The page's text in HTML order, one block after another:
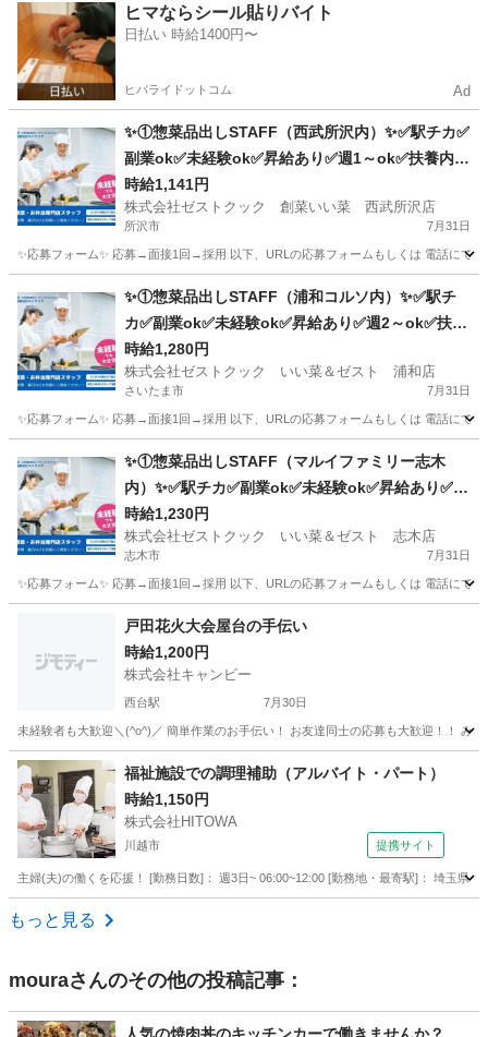
埼玉 入間市 その他
ヒマならシール貼りバイト
日払い 時給1400円〜
ヒバライドットコム Ad
✨①惣菜品出しSTAFF（西武所沢内）✨✅駅チカ✅
副業ok✅未経験ok✅昇給あり✅週1～ok✅扶養内o
k
時給1,141円
株式会社ゼストクック 創菜いい菜 西武所沢店
所沢市 7月31日
✨応募フォーム✨ 応募→面接1回→採用 以下、URLの応募フォームもしくは 電話にて
キッチン スタッフ
✨①惣菜品出しSTAFF（浦和コルソ内）✨✅駅チ
カ✅副業ok✅未経験ok✅昇給あり✅週2～ok✅扶養
内ok
時給1,280円
株式会社ゼストクック いい菜＆ゼスト 浦和店
さいたま市 7月31日
✨応募フォーム✨ 応募→面接1回→採用 以下、URLの応募フォームもしくは 電話にて
さいたま市 キッチン
✨①惣菜品出しSTAFF（マルイファミリー志木
内）✨✅駅チカ✅副業ok✅未経験ok✅昇給あり✅週
2～ok✅扶養内ok
時給1,230円
株式会社ゼストクック いい菜＆ゼスト 志木店
志木市 7月31日
✨応募フォーム✨ 応募→面接1回→採用 以下、URLの応募フォームもしくは 電話にて
キッチン スタッフ
戸田花火大会屋台の手伝い
時給1,200円
株式会社キャンビー
西台駅 7月30日
埼玉 戸田市 西台駅 飲食 花火大会
福祉施設での調理補助（アルバイト・パート）
時給1,150円
株式会社HITOWA
川越市 提携サイト
主婦(夫)の働くを応援！ [勤務日数]： 週3日~ 06:00~12:00 [勤務地・最寄駅]： 埼玉県
埼玉 川越市
もっと見る
mouraさんのその他の投稿記事：